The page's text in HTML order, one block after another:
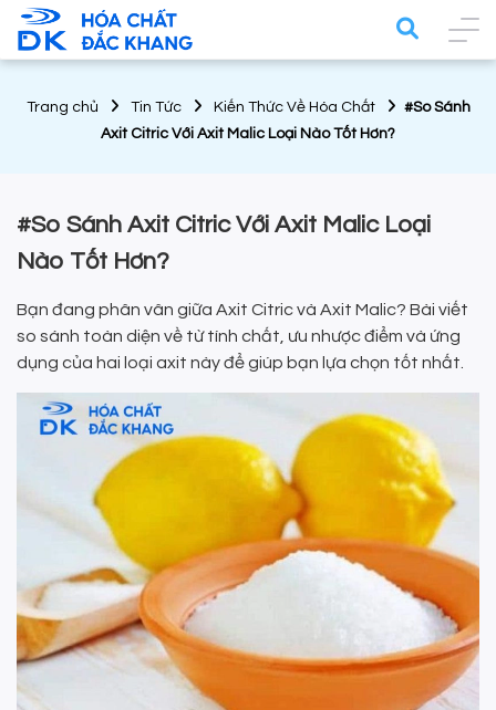
Trang chủ Tin Tức Kiến Thức Về Hóa Chất
#So Sánh
Axit Citric Với Axit Malic Loại Nào Tốt Hơn?
#So Sánh Axit Citric Với Axit Malic Loại
Nào Tốt Hơn?
Bạn đang phân vân giữa Axit Citric và Axit Malic? Bài viết
so sánh toàn diện về từ tính chất, ưu nhược điểm và ứng
dụng của hai loại axit này để giúp bạn lựa chọn tốt nhất.